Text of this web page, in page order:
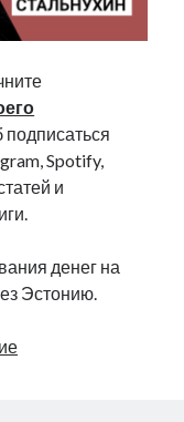
Spotify,
и
денег на
Эстонию.
Как